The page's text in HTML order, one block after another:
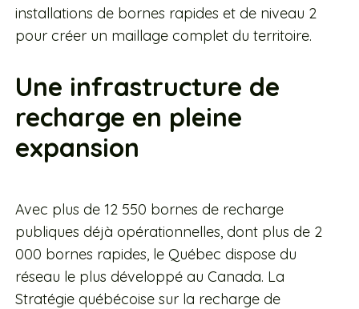
installations de bornes rapides et de niveau 2
pour créer un maillage complet du territoire.
Une infrastructure de
recharge en pleine
expansion
Avec plus de 12 550 bornes de recharge
publiques déjà opérationnelles, dont plus de 2
000 bornes rapides, le Québec dispose du
réseau le plus développé au Canada. La
Stratégie québécoise sur la recharge de